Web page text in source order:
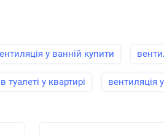
у ванній купити
туалеті у квартирі вентиляція